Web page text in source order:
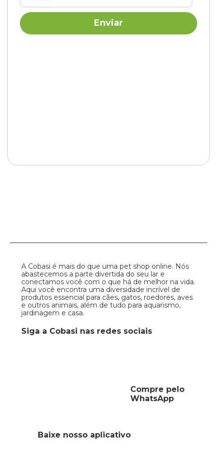
A Cobasi é mais do que uma pet shop online. Nós
abastecemos a parte divertida do seu lar e
conectamos você com o que há de melhor na vida.
Aqui você encontra uma diversidade incrível de
produtos essencial para cães, gatos, roedores, aves
e outros animais, além de tudo para aquarismo,
jardinagem e casa.
Siga a Cobasi nas redes sociais
Compre pelo
WhatsApp
Baixe nosso aplicativo